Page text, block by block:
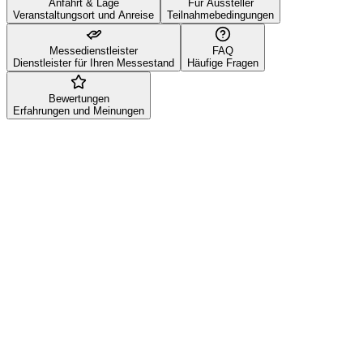
Anfahrt & Lage
Veranstaltungsort und Anreise
Für Aussteller
Teilnahmebedingungen
Messedienstleister
Dienstleister für Ihren Messestand
FAQ
Häufige Fragen
Bewertungen
Erfahrungen und Meinungen